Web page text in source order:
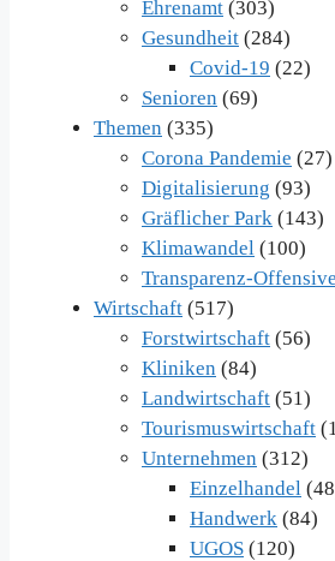
Ehrenamt (303)
Gesundheit (284)
Covid-19 (22)
Senioren (69)
Themen (335)
Corona Pandemie (27)
Digitalisierung (93)
Gräflicher Park (143)
Klimawandel (100)
Transparenz-Offensive
Wirtschaft (517)
Forstwirtschaft (56)
Kliniken (84)
Landwirtschaft (51)
Tourismuswirtschaft
Unternehmen (312)
Einzelhandel
Handwerk (84)
UGOS (120)